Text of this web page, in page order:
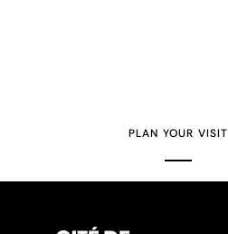
PLAN YOUR VISIT